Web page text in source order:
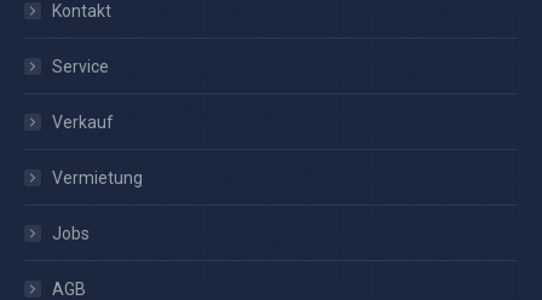
Kontakt
Service
Verkauf
Vermietung
Jobs
AGB